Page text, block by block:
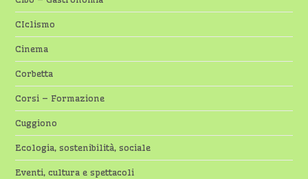
CIclismo
Cinema
Corbetta
Corsi – Formazione
Cuggiono
Ecologia, sostenibilità, sociale
Eventi, cultura e spettacoli